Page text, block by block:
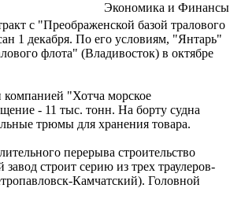
Экономика и Финансы
с "Преображенской базой тралового
1 декабря. По его условиям, "Янтарь"
флота" (Владивосток) в октябре
компанией "Хотча морское
- 11 тыс. тонн. На борту судна
трюмы для хранения товара.
перерыва строительство
строит серию из трех траулеров-
Камчатский). Головной